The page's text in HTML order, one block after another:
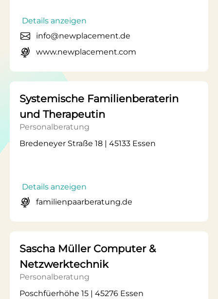
Details anzeigen
info@newplacement.de
www.newplacement.com
Systemische Familienberaterin
und Therapeutin
Personalberatung
Bredeneyer Straße 18 | 45133 Essen
Details anzeigen
familienpaarberatung.de
Sascha Müller Computer &
Netzwerktechnik
Personalberatung
Poschfüerhöhe 15 | 45276 Essen